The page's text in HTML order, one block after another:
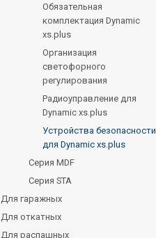
Обязательная
комплектация Dynamic
xs.plus
Организация
светофорного
регулирования
Радиоуправление для
Dynamic xs.plus
Устройства безопасности
для Dynamic xs.plus
Серия MDF
Серия STA
Для гаражных
Для откатных
Для распашных